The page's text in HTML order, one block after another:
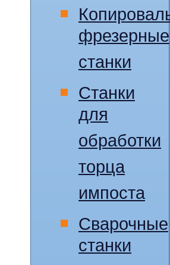
фрезерные
станки
Станки
для
обработки
торца
импоста
Сварочные
станки